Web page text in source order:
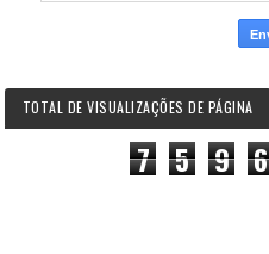
TOTAL DE VISUALIZAÇÕES DE PÁGINA
7 5 9 6